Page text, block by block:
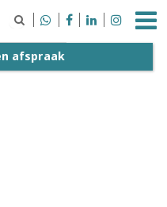
   
afspraak
